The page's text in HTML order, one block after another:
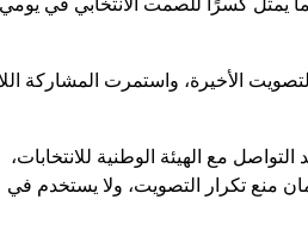
الأخيرة، واستمرت المشاركة
مع الهيئة الوطنية للانتخابات،
منع تكرار التصويت، ولا يستخدم في